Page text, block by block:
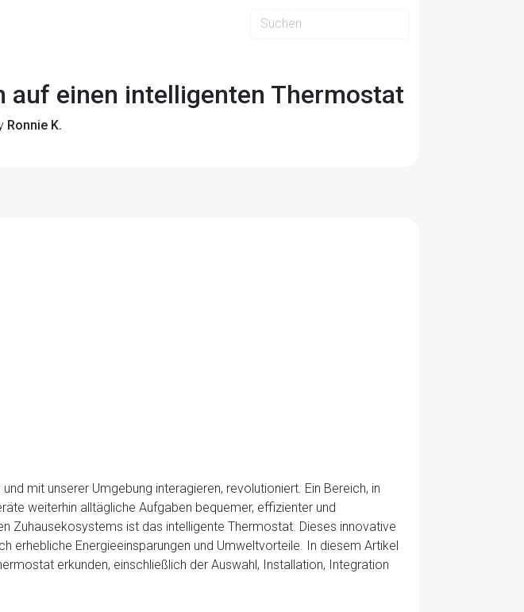
auf einen intelligenten Thermostat
Ronnie K.
mit unserer Umgebung interagieren, revolutioniert. Ein Bereich, in
weiterhin alltägliche Aufgaben bequemer, effizienter und
Zuhausekosystems ist das intelligente Thermostat. Dieses innovative
erhebliche Energieeinsparungen und Umweltvorteile. In diesem Artikel
erkunden, einschließlich der Auswahl, Installation, Integration